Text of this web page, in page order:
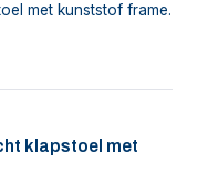
met kunststof frame.
klapstoel met